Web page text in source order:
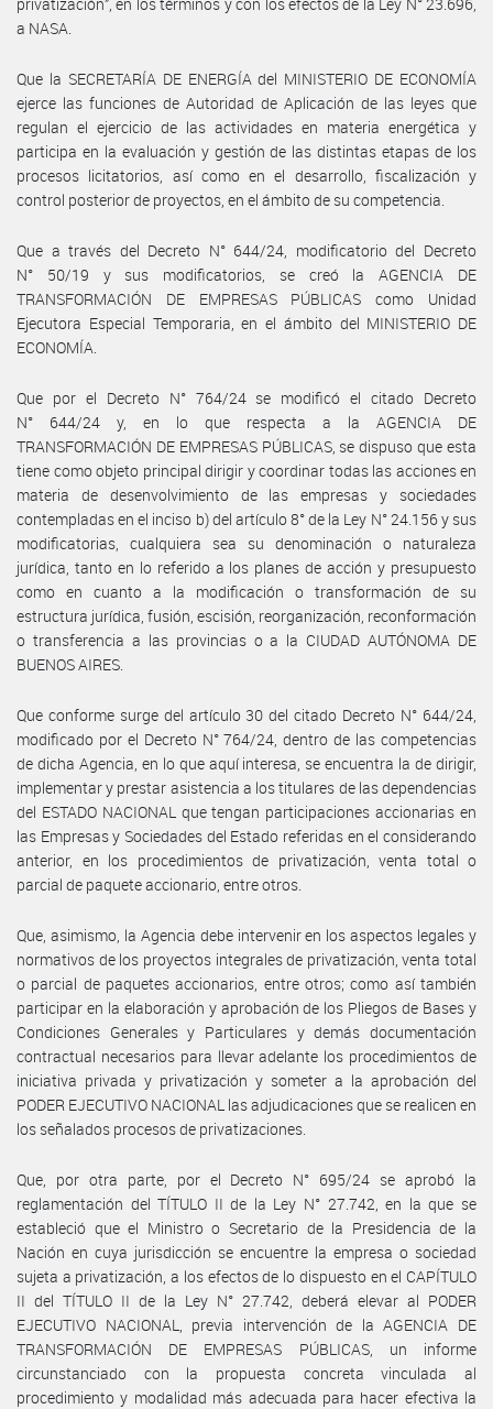
a NASA.
Que la SECRETARÍA DE ENERGÍA del MINISTERIO DE ECONOMÍA
ejerce las funciones de Autoridad de Aplicación de las leyes que
regulan el ejercicio de las actividades en materia energética y
participa en la evaluación y gestión de las distintas etapas de los
procesos licitatorios, así como en el desarrollo, fiscalización y
control posterior de proyectos, en el ámbito de su competencia.
Que a través del Decreto N° 644/24, modificatorio del Decreto
N° 50/19 y sus modificatorios, se creó la AGENCIA DE
TRANSFORMACIÓN DE EMPRESAS PÚBLICAS como Unidad
Ejecutora Especial Temporaria, en el ámbito del MINISTERIO DE
ECONOMÍA.
Que por el Decreto N° 764/24 se modificó el citado Decreto
N° 644/24 y, en lo que respecta a la AGENCIA DE
TRANSFORMACIÓN DE EMPRESAS PÚBLICAS, se dispuso que esta
tiene como objeto principal dirigir y coordinar todas las acciones en
materia de desenvolvimiento de las empresas y sociedades
contempladas en el inciso b) del artículo 8° de la Ley N° 24.156 y sus
modificatorias, cualquiera sea su denominación o naturaleza
jurídica, tanto en lo referido a los planes de acción y presupuesto
como en cuanto a la modificación o transformación de su
estructura jurídica, fusión, escisión, reorganización, reconformación
o transferencia a las provincias o a la CIUDAD AUTÓNOMA DE
BUENOS AIRES.
Que conforme surge del artículo 30 del citado Decreto N° 644/24,
modificado por el Decreto N° 764/24, dentro de las competencias
de dicha Agencia, en lo que aquí interesa, se encuentra la de dirigir,
implementar y prestar asistencia a los titulares de las dependencias
del ESTADO NACIONAL que tengan participaciones accionarias en
las Empresas y Sociedades del Estado referidas en el considerando
anterior, en los procedimientos de privatización, venta total o
parcial de paquete accionario, entre otros.
Que, asimismo, la Agencia debe intervenir en los aspectos legales y
normativos de los proyectos integrales de privatización, venta total
o parcial de paquetes accionarios, entre otros; como así también
participar en la elaboración y aprobación de los Pliegos de Bases y
Condiciones Generales y Particulares y demás documentación
contractual necesarios para llevar adelante los procedimientos de
iniciativa privada y privatización y someter a la aprobación del
PODER EJECUTIVO NACIONAL las adjudicaciones que se realicen en
los señalados procesos de privatizaciones.
Que, por otra parte, por el Decreto N° 695/24 se aprobó la
reglamentación del TÍTULO II de la Ley N° 27.742, en la que se
estableció que el Ministro o Secretario de la Presidencia de la
Nación en cuya jurisdicción se encuentre la empresa o sociedad
sujeta a privatización, a los efectos de lo dispuesto en el CAPÍTULO
II del TÍTULO II de la Ley N° 27.742, deberá elevar al PODER
EJECUTIVO NACIONAL, previa intervención de la AGENCIA DE
TRANSFORMACIÓN DE EMPRESAS PÚBLICAS, un informe
circunstanciado con la propuesta concreta vinculada al
procedimiento y modalidad más adecuada para hacer efectiva la